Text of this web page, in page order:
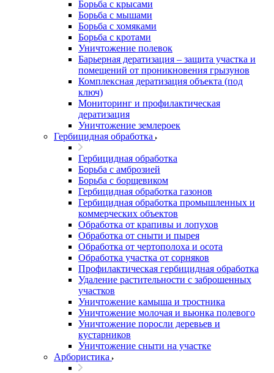
Борьба с крысами
Борьба с мышами
Борьба с хомяками
Борьба с кротами
Уничтожение полевок
Барьерная дератизация – защита участка и
помещений от проникновения грызунов
Комплексная дератизация объекта (под
ключ)
Мониторинг и профилактическая
дератизация
Уничтожение землероек
Гербицидная обработка
Гербицидная обработка
Борьба с амброзией
Борьба с борщевиком
Гербицидная обработка газонов
Гербицидная обработка промышленных и
коммерческих объектов
Обработка от крапивы и лопухов
Обработка от сныти и пырея
Обработка от чертополоха и осота
Обработка участка от сорняков
Профилактическая гербицидная обработка
Удаление растительности с заброшенных
участков
Уничтожение камыша и тростника
Уничтожение молочая и вьюнка полевого
Уничтожение поросли деревьев и
кустарников
Уничтожение сныти на участке
Арбористика